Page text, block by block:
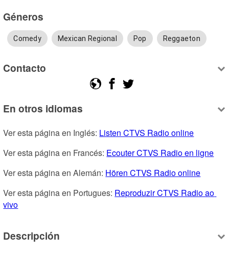
Géneros
Comedy Mexican Regional Pop Reggaeton
Contacto
En otros idiomas
Ver esta página en Inglés: Listen CTVS Radio online
Ver esta página en Francés: Ecouter CTVS Radio en ligne
Ver esta página en Alemán: Hören CTVS Radio online
Ver esta página en Portugues: Reproduzir CTVS Radio ao
vivo
Descripción